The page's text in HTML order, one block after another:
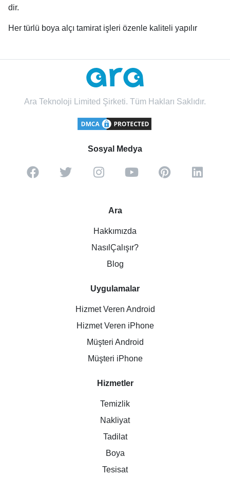
dir.
Her türlü boya alçı tamirat işleri özenle kaliteli yapılır
Ara Teknoloji Limited Şirketi. Tüm Hakları Saklıdır.
Sosyal Medya
Ara
Hakkımızda
NasılÇalışır?
Blog
Uygulamalar
Hizmet Veren Android
Hizmet Veren iPhone
Müşteri Android
Müşteri iPhone
Hizmetler
Temizlik
Nakliyat
Tadilat
Boya
Tesisat